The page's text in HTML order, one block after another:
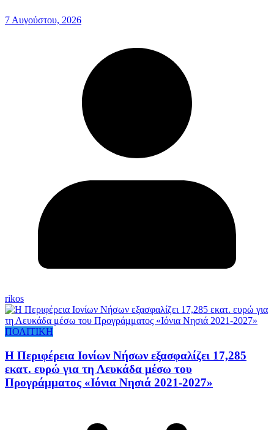
7 Αυγούστου, 2026
rikos
ΠΟΛΙΤΙΚΗ
Η Περιφέρεια Ιονίων Νήσων εξασφαλίζει 17,285
εκατ. ευρώ για τη Λευκάδα μέσω του
Προγράμματος «Ιόνια Νησιά 2021-2027»